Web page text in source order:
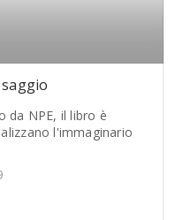
da NPE, il libro è
l'immaginario